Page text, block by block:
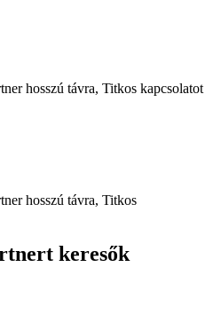
hosszú távra, Titkos kapcsolatot
hosszú távra, Titkos
keresők